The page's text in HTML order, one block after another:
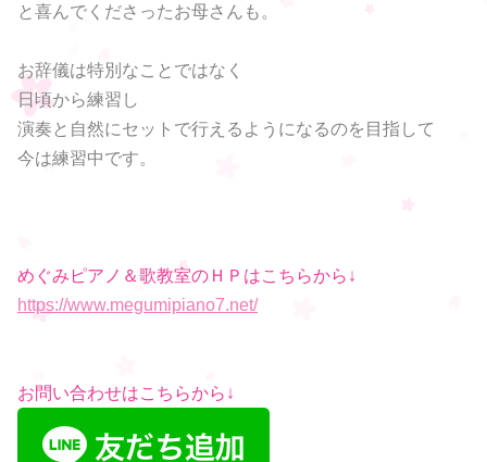
と喜んでくださったお母さんも。
お辞儀は特別なことではなく
日頃から練習し
演奏と自然にセットで行えるようになるのを目指して
今は練習中です。
めぐみピアノ＆歌教室のＨＰはこちらから↓
https://www.megumipiano7.net/
お問い合わせはこちらから↓